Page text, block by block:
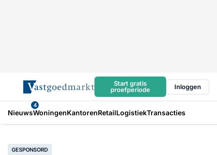
Start gratis
proefperiode
Inloggen
Nieuws
4
WoningenKantorenRetailLogistiekTransacties
GESPONSORD